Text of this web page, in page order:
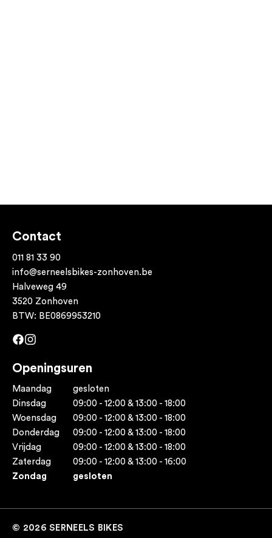
Contact
011 81 33 90
info@serneelsbikes-zonhoven.be
Halveweg 49
3520 Zonhoven
BTW: BE0869953210
Facebook
Openingsuren
Maandag
gesloten
Dinsdag
09:00 - 12:00 & 13:00 - 18:00
Woensdag
09:00 - 12:00 & 13:00 - 18:00
Donderdag
09:00 - 12:00 & 13:00 - 18:00
Vrijdag
09:00 - 12:00 & 13:00 - 18:00
Zaterdag
09:00 - 12:00 & 13:00 - 16:00
Zondag
gesloten
© 2026 SERNEELS BIKES